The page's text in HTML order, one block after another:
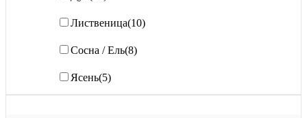
Лиственица(10)
Сосна / Ель(8)
Ясень(5)